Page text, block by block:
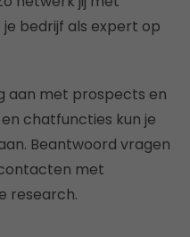
bedrijf als expert op
aan met prospects en
chatfuncties kun je
Beantwoord vragen
met
research.